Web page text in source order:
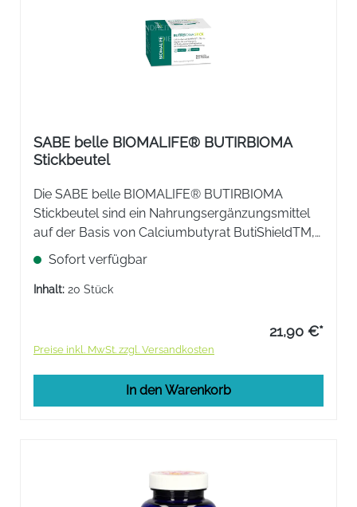
SABE belle BIOMALIFE® BUTIRBIOMA
Stickbeutel
Die SABE belle BIOMALIFE® BUTIRBIOMA
Stickbeutel sind ein Nahrungsergänzungsmittel
auf der Basis von Calciumbutyrat ButiShieldTM,
Glycin, Vitamin D3 und Vitamin C. Stickbeutel zur
Direkteinnahme mit modifizierter
Aktivstofffreisetzung.
Sofort verfügbar
Inhalt: 20 Stück
21,90 €*
Preise inkl. MwSt. zzgl. Versandkosten
In den Warenkorb